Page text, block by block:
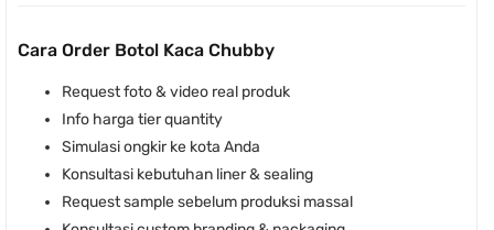
Cara Order Botol Kaca Chubby
Request foto & video real produk
Info harga tier quantity
Simulasi ongkir ke kota Anda
Konsultasi kebutuhan liner & sealing
Request sample sebelum produksi massal